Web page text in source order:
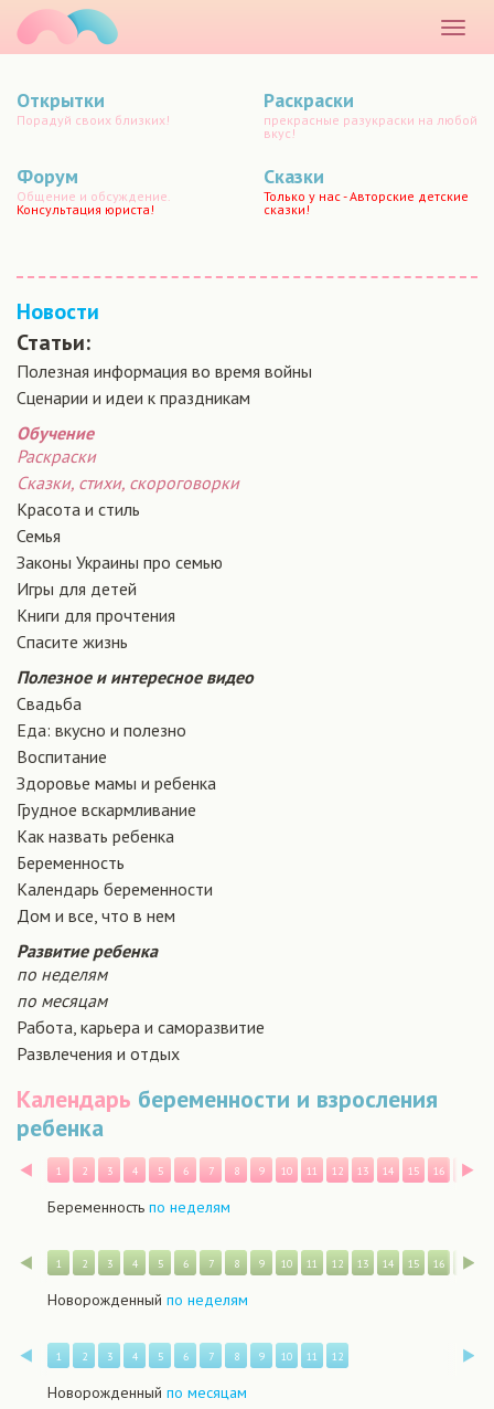
меню
Открытки
Порадуй своих близких!
Раскраски
прекрасные разукраски на любой
вкус!
Форум
Общение и обсуждение.
Консультация юриста!
Сказки
Только у нас - Авторские детские
сказки!
Новости
Статьи:
Полезная информация во время войны
Сценарии и идеи к праздникам
Обучение
Раскраски
Сказки, стихи, скороговорки
Красота и стиль
Семья
Законы Украины про семью
Игры для детей
Книги для прочтения
Спасите жизнь
Полезное и интересное видео
Свадьба
Еда: вкусно и полезно
Воспитание
Здоровье мамы и ребенка
Грудное вскармливание
Как назвать ребенка
Беременность
Календарь беременности
Дом и все, что в нем
Развитие ребенка
по неделям
по месяцам
Работа, карьера и саморазвитие
Развлечения и отдых
Календарь беременности и взросления
ребенка
Назад
1 2 3 4 5 6 7 8 9 10 11 12 13 14 15 16 17
Беременность по неделям
Назад
1 2 3 4 5 6 7 8 9 10 11 12 13 14 15 16 17
Новорожденный по неделям
Назад
1 2 3 4 5 6 7 8 9 10 11 12
Новорожденный по месяцам